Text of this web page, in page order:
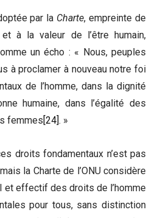
par la Charte, empreinte de
à la valeur de l’être humain,
un écho : « Nous, peuples
à proclamer à nouveau notre foi
de l’homme, dans la dignité
humaine, dans l’égalité des
femmes[24]. »
fondamentaux n’est pas
la Charte de l’ONU considère
et effectif des droits de l’homme
pour tous, sans distinction